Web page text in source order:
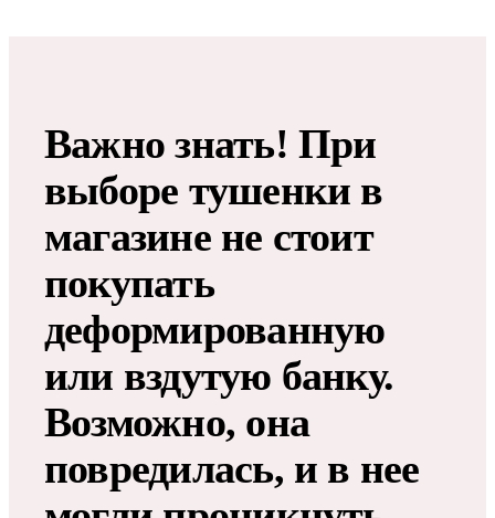
Важно знать! При
выборе тушенки в
магазине не стоит
покупать
деформированную
или вздутую банку.
Возможно, она
повредилась, и в нее